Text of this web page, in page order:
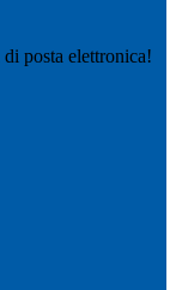
posta elettronica!